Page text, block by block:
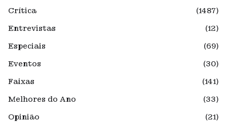
Crítica
(1487)
Entrevistas
(12)
Especiais
(69)
Eventos
(30)
Faixas
(141)
Melhores do Ano
(33)
Opinião
(21)